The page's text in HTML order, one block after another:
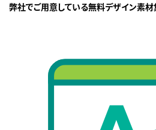
弊社でご用意している無料デザイン素材